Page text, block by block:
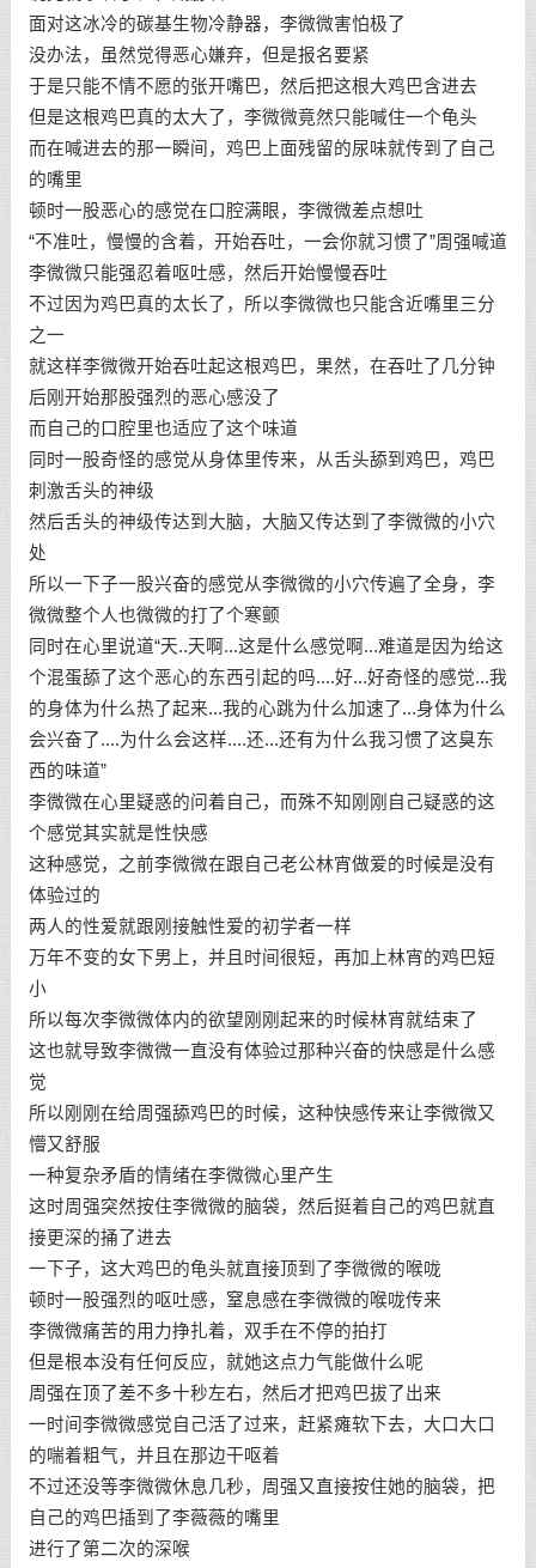
面对这冰冷的碳基生物冷静器，李微微害怕极了
没办法，虽然觉得恶心嫌弃，但是报名要紧
于是只能不情不愿的张开嘴巴，然后把这根大鸡巴含进去
但是这根鸡巴真的太大了，李微微竟然只能喊住一个龟头
而在喊进去的那一瞬间，鸡巴上面残留的尿味就传到了自己
的嘴里
顿时一股恶心的感觉在口腔满眼，李微微差点想吐
“不准吐，慢慢的含着，开始吞吐，一会你就习惯了”周强喊道
李微微只能强忍着呕吐感，然后开始慢慢吞吐
不过因为鸡巴真的太长了，所以李微微也只能含近嘴里三分
之一
就这样李微微开始吞吐起这根鸡巴，果然，在吞吐了几分钟
后刚开始那股强烈的恶心感没了
而自己的口腔里也适应了这个味道
同时一股奇怪的感觉从身体里传来，从舌头舔到鸡巴，鸡巴
刺激舌头的神级
然后舌头的神级传达到大脑，大脑又传达到了李微微的小穴
处
所以一下子一股兴奋的感觉从李微微的小穴传遍了全身，李
微微整个人也微微的打了个寒颤
同时在心里说道“天..天啊...这是什么感觉啊...难道是因为给这
个混蛋舔了这个恶心的东西引起的吗....好...好奇怪的感觉...我
的身体为什么热了起来...我的心跳为什么加速了...身体为什么
会兴奋了....为什么会这样....还...还有为什么我习惯了这臭东
西的味道”
李微微在心里疑惑的问着自己，而殊不知刚刚自己疑惑的这
个感觉其实就是性快感
这种感觉，之前李微微在跟自己老公林宵做爱的时候是没有
体验过的
两人的性爱就跟刚接触性爱的初学者一样
万年不变的女下男上，并且时间很短，再加上林宵的鸡巴短
小
所以每次李微微体内的欲望刚刚起来的时候林宵就结束了
这也就导致李微微一直没有体验过那种兴奋的快感是什么感
觉
所以刚刚在给周强舔鸡巴的时候，这种快感传来让李微微又
懵又舒服
一种复杂矛盾的情绪在李微微心里产生
这时周强突然按住李微微的脑袋，然后挺着自己的鸡巴就直
接更深的捅了进去
一下子，这大鸡巴的龟头就直接顶到了李微微的喉咙
顿时一股强烈的呕吐感，窒息感在李微微的喉咙传来
李微微痛苦的用力挣扎着，双手在不停的拍打
但是根本没有任何反应，就她这点力气能做什么呢
周强在顶了差不多十秒左右，然后才把鸡巴拔了出来
一时间李微微感觉自己活了过来，赶紧瘫软下去，大口大口
的喘着粗气，并且在那边干呕着
不过还没等李微微休息几秒，周强又直接按住她的脑袋，把
自己的鸡巴插到了李薇薇的嘴里
进行了第二次的深喉